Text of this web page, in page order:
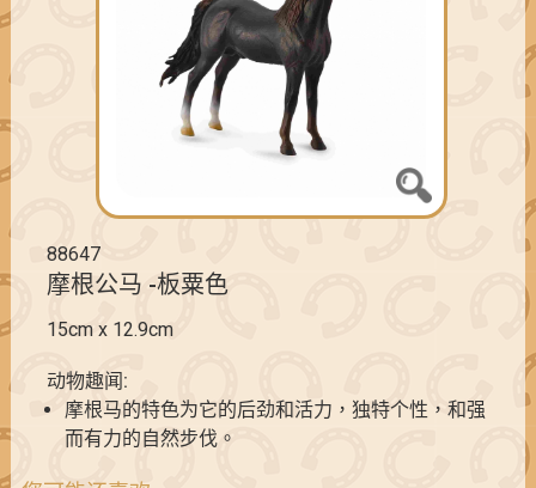
88647
摩根公马 -板粟色
15cm x 12.9cm
动物趣闻:
摩根马的特色为它的后劲和活力，独特个性，和强
而有力的自然步伐。